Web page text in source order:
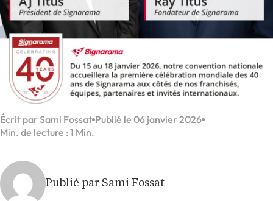
Écrit par Sami Fossat Publié le 06 janvier 2026
Min. de lecture : 1 Min.
Publié par Sami Fossat